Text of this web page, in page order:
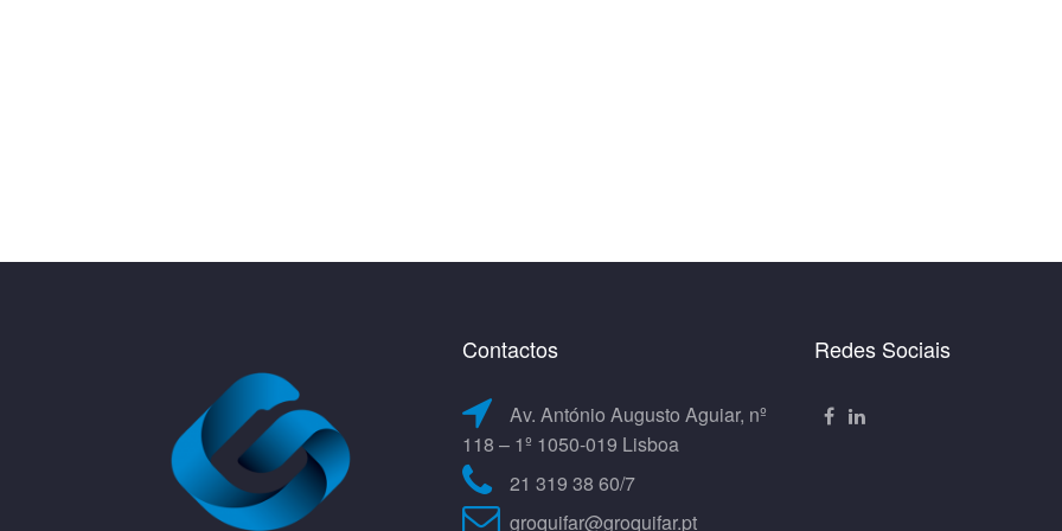
Contactos
Av. António Augusto Aguiar, nº
118 – 1º 1050-019 Lisboa
21 319 38 60/7
groquifar@groquifar.pt
Redes Sociais